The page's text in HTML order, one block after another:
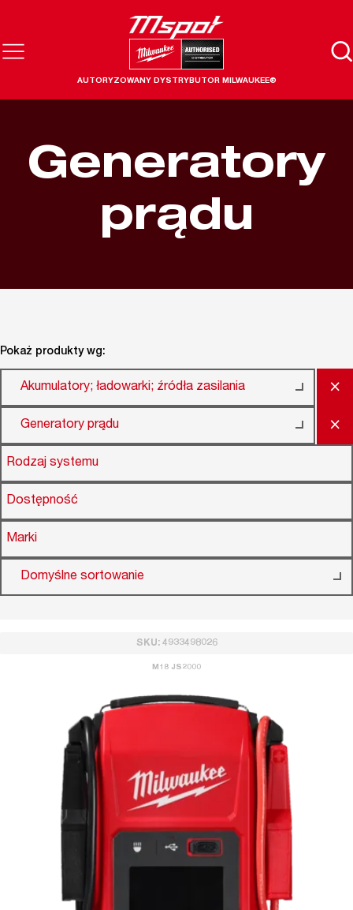
AUTORYZOWANY DYSTRYBUTOR MILWAUKEE®
Generatory
prądu
Pokaż produkty wg:
Akumulatory; ładowarki; źródła zasilania ×
Generatory prądu ×
Rodzaj systemu
Dostępność
Marki
Domyślne sortowanie
SKU: 4933498026
M18 JS2000